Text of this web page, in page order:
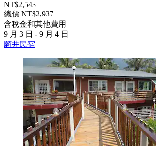
NT$2,543
總價 NT$2,937
含稅金和其他費用
9 月 3 日 - 9 月 4 日
願井民宿